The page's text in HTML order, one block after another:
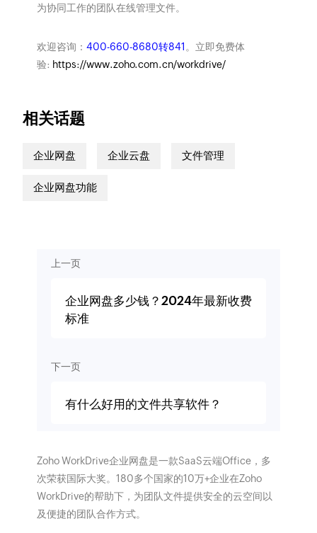
为协同工作的团队在线管理文件。
欢迎咨询： 400-660-8680转841 。立即免费体
验: https://www.zoho.com.cn/workdrive/
相关话题
企业网盘 企业云盘 文件管理
企业网盘功能
上一页
企业网盘多少钱？2024年最新收费
标准
下一页
有什么好用的文件共享软件？
Zoho WorkDrive企业网盘是一款SaaS云端Office，多
次荣获国际大奖。180多个国家的10万+企业在Zoho
WorkDrive的帮助下，为团队文件提供安全的云空间以
及便捷的团队合作方式。